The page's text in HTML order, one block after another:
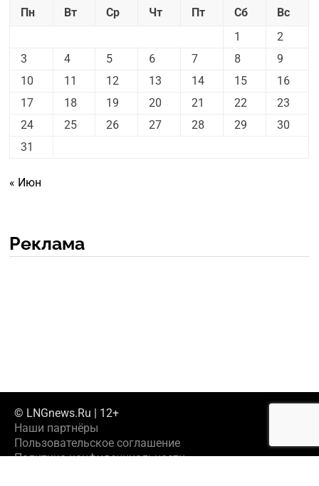
Пн
Вт Ср Чт Пт Сб
Вс
1
2
3
4 5 6 7 8
9
10
11 12 13 14 15
16
17
18 19 20 21 22
23
24
25 26 27 28 29
30
31
« Июн
Реклама
© LNGnews.Ru | 12+
Наши партнёры
Пользовательское соглашение
Политика конфиденциальности